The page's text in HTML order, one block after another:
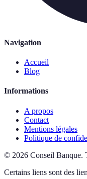
Navigation
Accueil
Blog
Informations
A propos
Contact
Mentions légales
Politique de
© 2026 Conseil Banque.
Certains liens sont des